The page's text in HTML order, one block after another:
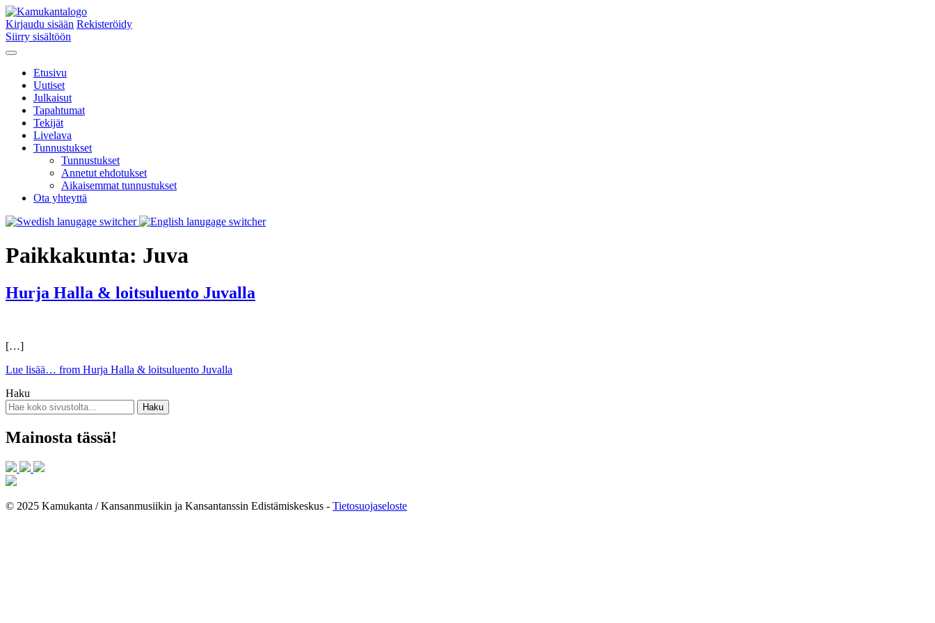
Kirjaudu sisään Rekisteröidy
Siirry sisältöön
Etusivu
Uutiset
Julkaisut
Tapahtumat
Tekijät
Livelava
Tunnustukset
Tunnustukset
Annetut ehdotukset
Aikaisemmat tunnustukset
Ota yhteyttä
Paikkakunta: Juva
Hurja Halla & loitsuluento Juvalla
[…]
Lue lisää… from Hurja Halla & loitsuluento Juvalla
Haku
Mainosta tässä!
© 2025 Kamukanta / Kansanmusiikin ja Kansantanssin Edistämiskeskus - Tietosuojaseloste